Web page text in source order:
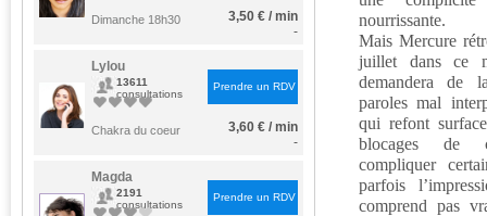
Dimanche 18h30
3,50 € / min
-
Lylou
13611
consultations
Chakra du coeur
Prendre un RDV
3,60 € / min
-
Magda
2191
consultations
Prendre un RDV
nourrissante.
Mais Mercure
juillet dans ce
demandera de
paroles mal
qui refont
blocages de
compliquer
parfois
comprend pas